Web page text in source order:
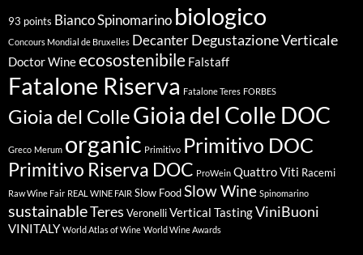
93 points Bianco Spinomarino biologico
Concours Mondial de Bruxelles DecanterDegustazione Verticale
Doctor Wineecosostenibile Falstaff
Fatalone Riserva Fatalone Teres FORBES
Gioia del ColleGioia del Colle DOC
Greco Merum organic Primitivo Primitivo DOC
Primitivo Riserva DOC ProWein Quattro Viti Racemi
Raw Wine Fair REAL WINE FAIR Slow FoodSlow Wine Spinomarino
sustainableTeres VeronelliVertical TastingViniBuoni
VINITALY World Atlas of Wine World Wine Awards